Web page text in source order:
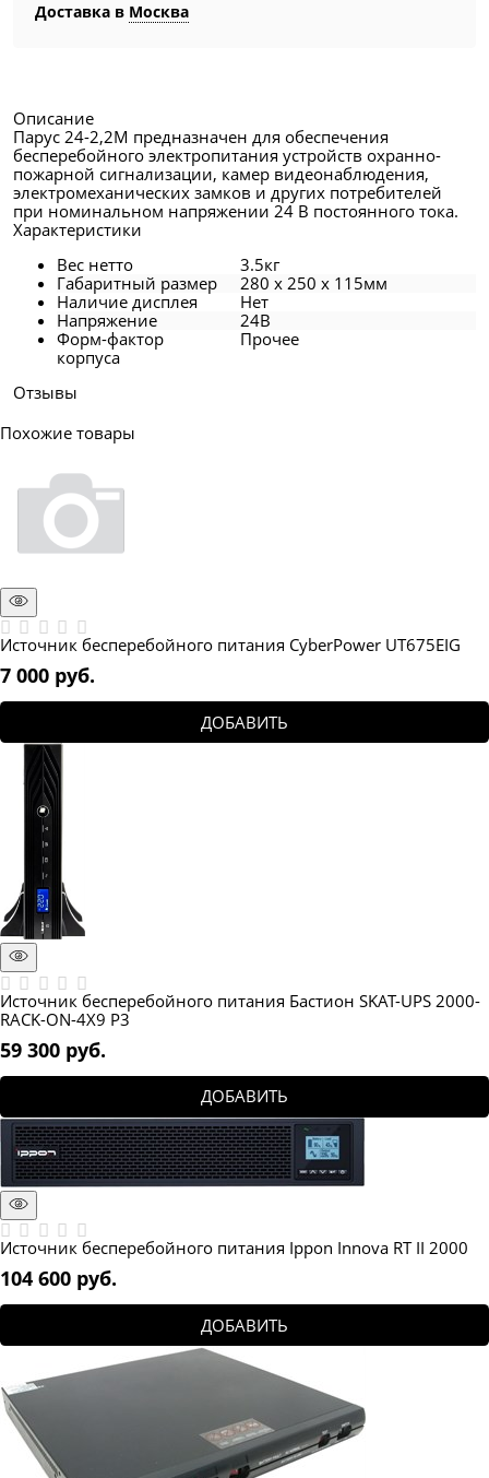
Доставка в Москва
Описание
Парус 24-2,2М предназначен для обеспечения
бесперебойного электропитания устройств охранно-
пожарной сигнализации, камер видеонаблюдения,
электромеханических замков и других потребителей
при номинальном напряжении 24 В постоянного тока.
Характеристики
Вес нетто
3.5кг
Габаритный размер
280 x 250 x 115мм
Наличие дисплея
Нет
Напряжение
24В
Форм-фактор
корпуса
Прочее
Отзывы
Похожие товары
Источник бесперебойного питания CyberPower UT675EIG
7 000 руб.
ДОБАВИТЬ
Источник бесперебойного питания Бастион SKAT-UPS 2000-
RACK-ON-4X9 P3
59 300 руб.
ДОБАВИТЬ
Источник бесперебойного питания Ippon Innova RT II 2000
104 600 руб.
ДОБАВИТЬ